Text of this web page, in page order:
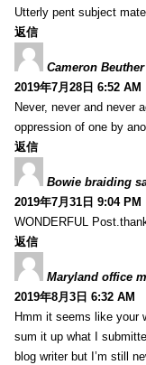
Utterly pent subject
返信
Cameron Beuther
2019年7月28日 6:52 AM
Never, never and never
oppression of one by
返信
Bowie braiding
2019年7月31日 9:04 PM
WONDERFUL
返信
Maryland office
2019年8月3日 6:32 AM
Hmm it seems like your
sum it up what I
blog writer but I’m still